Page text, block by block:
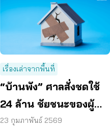
เรื่องเล่าจากพื้นที่
“บ้านพัง” ศาลสั่งชดใช้
24 ล้าน ชัยชนะของผู้
บริโภคประจวบฯ
23 กุมภาพันธ์ 2569